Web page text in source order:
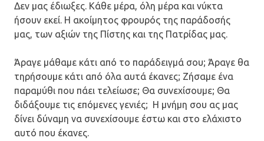
Δεν μας έδιωξες. Κάθε μέρα, όλη μέρα και νύκτα
ήσουν εκεί. Η ακοίμητος φρουρός της παράδοσής
μας, των αξιών της Πίστης και της Πατρίδας μας.
Άραγε μάθαμε κάτι από το παράδειγμά σου; Άραγε θα
τηρήσουμε κάτι από όλα αυτά έκανες; Ζήσαμε ένα
παραμύθι που πάει τελείωσε; Θα συνεχίσουμε; Θα
διδάξουμε τις επόμενες γενιές; Η μνήμη σου ας μας
δίνει δύναμη να συνεχίσουμε έστω και στο ελάχιστο
αυτό που έκανες.